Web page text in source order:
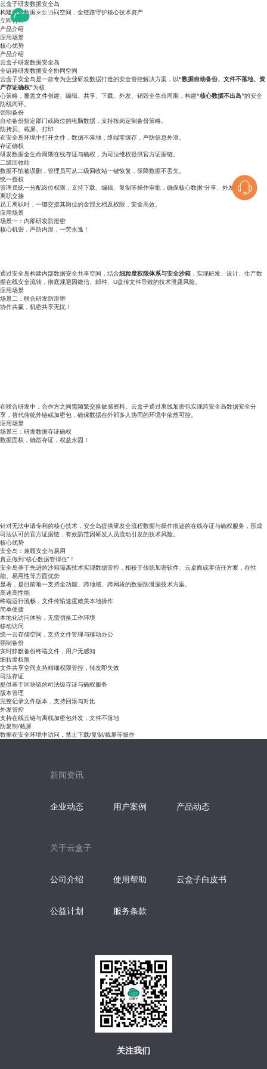
云盒子研发数据安全岛
构建研发数据安全协同空间，全链路守护核心技术资产
立即咨询
产品介绍
应用场景
核心优势
产品介绍
云盒子研发数据安全岛
全链路研发数据安全协同空间
云盒子安全岛是一款专为企业研发数据打造的安全管控解决方案，以“数据自动备份、文件不落地、资
产存证确权”为核
心策略，覆盖文件创建、编辑、共享、下载、外发、销毁全生命周期，构建“核心数据不出岛”的安全
防线闭环。
强制备份
自动备份指定部门或岗位的电脑数据，支持按岗定制备份策略。
防拷贝、截屏、打印
在安全岛环境中打开文件，数据不落地，终端零缓存，严防信息外泄。
存证确权
研发数据全生命周期在线存证与确权，为司法维权提供官方证据链。
二级回收站
数据不怕被误删，管理员可从二级回收站一键恢复，保障数据不丢失。
统一授权
管理员统一分配岗位权限，支持下载、编辑、复制等操作审批，确保核心数据“分享、外发可控”。
离职交接
员工离职时，一键交接其岗位的全部文档及权限，安全高效。
应用场景
场景一：内部研发防泄密
核心机密，严防内泄，一劳永逸！
通过安全岛构建内部数据安全共享空间，结合细粒度权限体系与安全沙箱 ，实现研发、设计、生产数
据在线安全流转，彻底规避因微信、邮件、U盘传文件导致的技术泄露风险。
应用场景
场景二：联合研发防泄密
协作共赢，机密共享无忧！
在联合研发中，合作方之间需频繁交换敏感资料。云盒子通过离线加密包实现跨安全岛数据安全分
享，替代传统外链或加密包，确保数据在外部多人协同的环境中依然可控。
应用场景
场景三：研发数据存证确权
数据固权，确凿存证，权益永固！
针对无法申请专利的核心技术，安全岛提供研发全流程数据与操作痕迹的在线存证与确权服务，形成
司法认可的官方证据链，有效防范因研发人员流动引发的技术风险。
核心优势
安全岛：兼顾安全与易用
真正做到“核心数据管得住”！
安全岛基于先进的沙箱隔离技术实现数据管控，相较于传统加密软件、云桌面或零信任方案，在性
能、易用性等方面优势
显著，是目前唯一支持全功能、跨地域、跨网段的数据防泄漏技术方案。
高速高性能
终端运行流畅，文件传输速度媲美本地操作
简单便捷
本地化访问体验，无需切换工作环境
移动访问
统一云存储空间，支持文件管理与移动办公
强制备份
实时静默备份终端文件，用户无感知
细粒度权限
文件共享空间支持精细权限管控，转发即失效
司法存证
提供基于区块链的司法级存证与确权服务
版本管理
完整记录文件版本，支持回滚与对比
外发管控
支持在线云链与离线加密包外发，文件不落地
防复制/截屏
数据在安全环境中访问，禁止下载/复制/截屏等操作
新闻资讯
企业动态 用户案例 产品动态
关于云盒子
公司介绍 使用帮助 云盒子白皮书
公益计划 服务条款
关注我们